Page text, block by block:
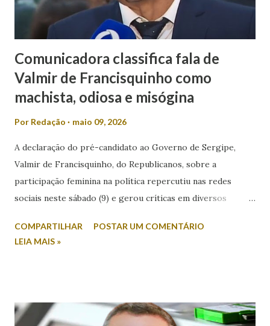
Comunicadora classifica fala de
Valmir de Francisquinho como
machista, odiosa e misógina
Por Redação maio 09, 2026
A declaração do pré-candidato ao Governo de Sergipe,
Valmir de Francisquinho, do Republicanos, sobre a
participação feminina na política repercutiu nas redes
sociais neste sábado (9) e gerou críticas em diversos
Itabaiana FM, Valmir foi questionado sobre a possibilidade
declaração como machista e misógina. Por meio das redes
COMPARTILHAR
POSTAR UM COMENTÁRIO
LEIA MAIS »